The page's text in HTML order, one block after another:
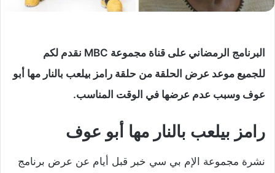
البرنامج الرمضاني على قناة مجموعة MBC نقدم لكم
للجميع موعد عرض الحلقة من حلقة رامز بيلعب بالنار مها أبو
عوف وسبب عدم عرضها في الوقت المناسب.
رامز بيلعب بالنار مها أبو عوف
نشرة مجموعة الإم بي سي خبر قبل أيام عن عرض برنامج